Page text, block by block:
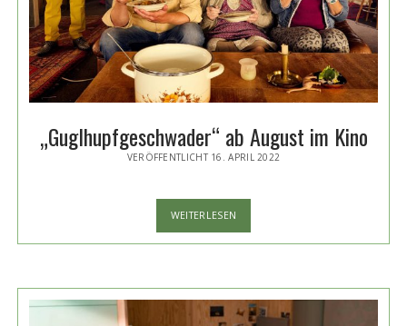
„Guglhupfgeschwader“ ab August im Kino
VERÖFFENTLICHT 16. APRIL 2022
WEITERLESEN
AB
AUGUST